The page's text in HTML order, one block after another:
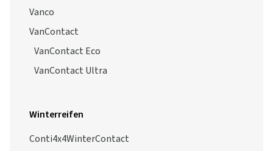
Vanco
VanContact
VanContact Eco
VanContact Ultra
Winterreifen
Conti4x4WinterContact